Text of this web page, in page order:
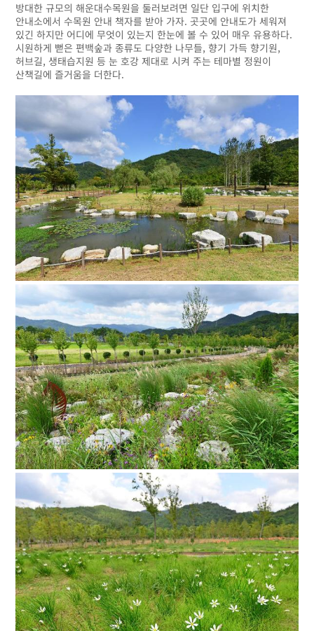
방대한 규모의 해운대수목원을 둘러보려면 일단 입구에 위치한
안내소에서 수목원 안내 책자를 받아 가자. 곳곳에 안내도가 세워져
있긴 하지만 어디에 무엇이 있는지 한눈에 볼 수 있어 매우 유용하다.
시원하게 뻗은 편백숲과 종류도 다양한 나무들, 향기 가득 향기원,
허브길, 생태습지원 등 눈 호강 제대로 시켜 주는 테마별 정원이
산책길에 즐거움을 더한다.